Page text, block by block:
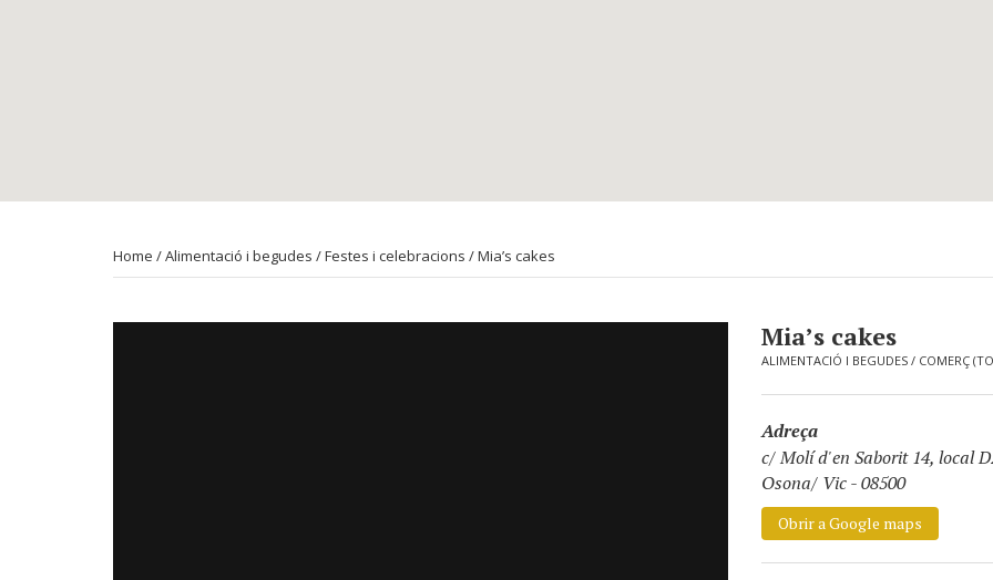
Home /Alimentació i begudes /Festes i celebracions / Mia’s cakes
Mia’s cakes
ALIMENTACIÓ I BEGUDES / COMERÇ
Adreça
c/ Molí d'en Saborit 14, local
Osona/ Vic - 08500
Obrir a Google maps